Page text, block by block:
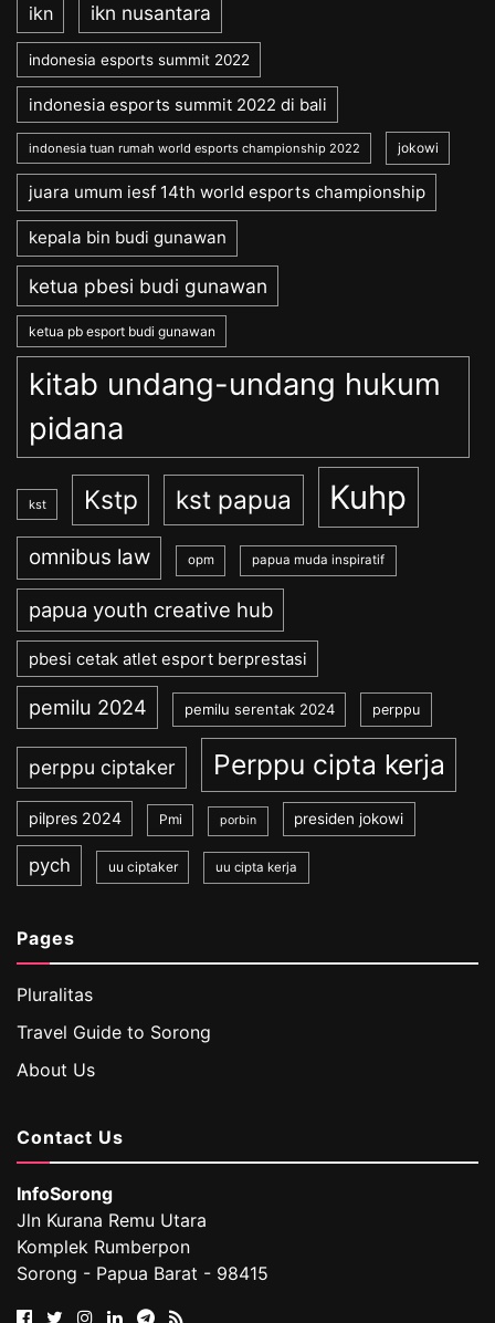
ikn ikn nusantara
indonesia esports summit 2022
indonesia esports summit 2022 di bali
indonesia tuan rumah world esports championship 2022 jokowi
juara umum iesf 14th world esports championship
kepala bin budi gunawan
ketua pbesi budi gunawan
ketua pb esport budi gunawan
kitab undang-undang hukum
pidana
kst Kstp kst papua Kuhp
omnibus law opm papua muda inspiratif
papua youth creative hub
pbesi cetak atlet esport berprestasi
pemilu 2024 pemilu serentak 2024 perppu
perppu ciptaker Perppu cipta kerja
pilpres 2024 Pmi porbin presiden jokowi
pych uu ciptaker uu cipta kerja
Pages
Pluralitas
Travel Guide to Sorong
About Us
Contact Us
InfoSorong
Jln Kurana Remu Utara
Komplek Rumberpon
Sorong - Papua Barat - 98415